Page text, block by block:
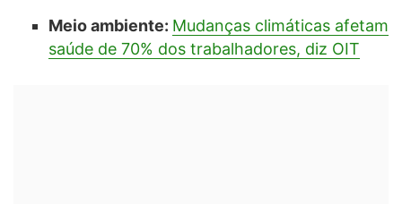
Meio ambiente: Mudanças climáticas afetam
saúde de 70% dos trabalhadores, diz OIT